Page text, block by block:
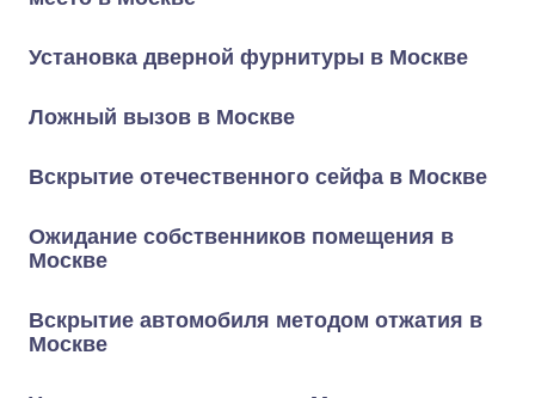
Установка дверной фурнитуры в Москве
Ложный вызов в Москве
Вскрытие отечественного сейфа в Москве
Ожидание собственников помещения в
Москве
Вскрытие автомобиля методом отжатия в
Москве